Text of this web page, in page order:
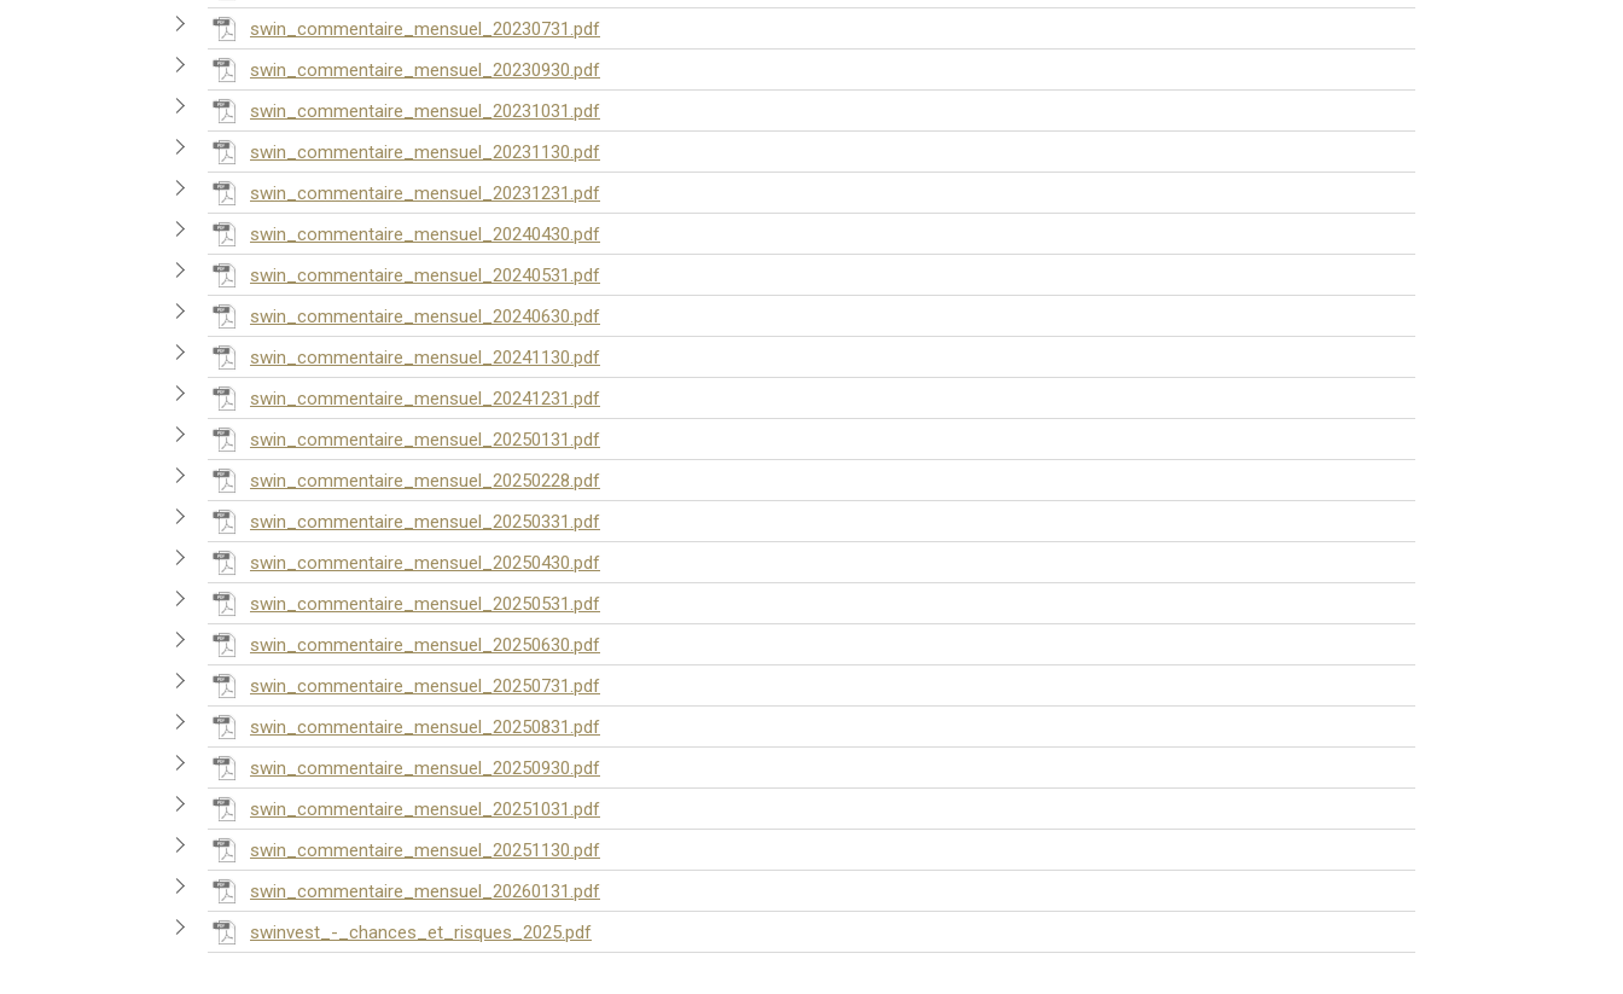
swin_commentaire_mensuel_20230731.pdf
swin_commentaire_mensuel_20230930.pdf
swin_commentaire_mensuel_20231031.pdf
swin_commentaire_mensuel_20231130.pdf
swin_commentaire_mensuel_20231231.pdf
swin_commentaire_mensuel_20240430.pdf
swin_commentaire_mensuel_20240531.pdf
swin_commentaire_mensuel_20240630.pdf
swin_commentaire_mensuel_20241130.pdf
swin_commentaire_mensuel_20241231.pdf
swin_commentaire_mensuel_20250131.pdf
swin_commentaire_mensuel_20250228.pdf
swin_commentaire_mensuel_20250331.pdf
swin_commentaire_mensuel_20250430.pdf
swin_commentaire_mensuel_20250531.pdf
swin_commentaire_mensuel_20250630.pdf
swin_commentaire_mensuel_20250731.pdf
swin_commentaire_mensuel_20250831.pdf
swin_commentaire_mensuel_20250930.pdf
swin_commentaire_mensuel_20251031.pdf
swin_commentaire_mensuel_20251130.pdf
swin_commentaire_mensuel_20260131.pdf
swinvest_-_chances_et_risques_2025.pdf